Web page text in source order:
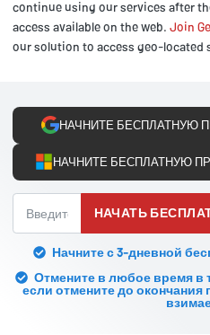
continue using our services after
access available on the web. Join
our solution to access geo-located
НАЧНИТЕ БЕСПЛАТНУЮ
НАЧНИТЕ БЕСПЛАТНУЮ
НАЧАТЬ
Начните с 3-дневной
Отмените в любое время в
если отмените до окончания